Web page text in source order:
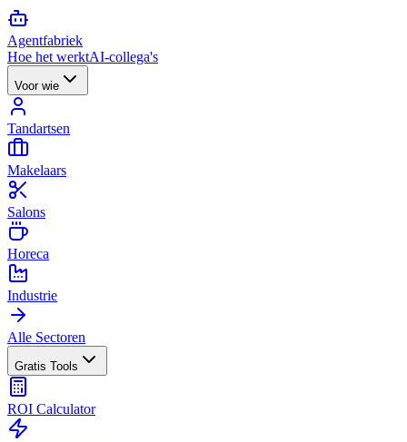
Agentfabriek
Hoe het werktAI-collega's
Voor wie
Tandartsen
Makelaars
Salons
Horeca
Industrie
Alle Sectoren
Gratis Tools
ROI Calculator